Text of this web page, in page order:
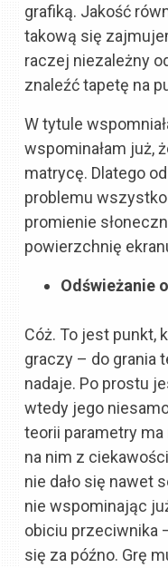
grafiką. Jakość
takową się
raczej niezależny
znaleźć tapetę na
W tytule
wspominałam już,
matrycę. Dlatego
problemu
promienie
powierzchnię
Odświeżanie
Cóż. To jest punkt,
graczy – do grania
nadaje. Po prostu
wtedy jego
teorii parametry ma
na nim z
nie dało się nawet
nie wspominając
obiciu przeciwnika
się za późno. Grę